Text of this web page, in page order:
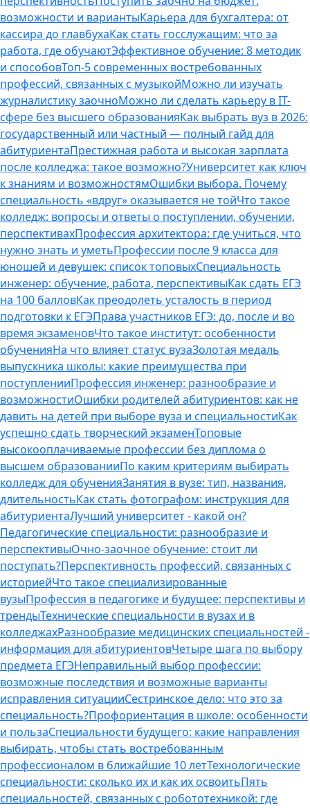
возможности и вариантыКарьера для бухгалтера: от
кассира до главбухаКак стать госслужащим: что за
работа, где обучаютЭффективное обучение: 8 методик
и способовТоп-5 современных востребованных
профессий, связанных с музыкойМожно ли изучать
журналистику заочноМожно ли сделать карьеру в IT-
сфере без высшего образованияКак выбрать вуз в 2026:
государственный или частный — полный гайд для
абитуриентаПрестижная работа и высокая зарплата
после колледжа: такое возможно?Университет как ключ
к знаниям и возможностямОшибки выбора. Почему
специальность «вдруг» оказывается не тойЧто такое
колледж: вопросы и ответы о поступлении, обучении,
перспективахПрофессия архитектора: где учиться, что
нужно знать и уметьПрофессии после 9 класса для
юношей и девушек: список топовыхСпециальность
инженер: обучение, работа, перспективыКак сдать ЕГЭ
на 100 балловКак преодолеть усталость в период
подготовки к ЕГЭПрава участников ЕГЭ: до, после и во
время экзаменовЧто такое институт: особенности
обученияНа что влияет статус вузаЗолотая медаль
выпускника школы: какие преимущества при
поступленииПрофессия инженер: разнообразие и
возможностиОшибки родителей абитуриентов: как не
давить на детей при выборе вуза и специальностиКак
успешно сдать творческий экзаменТоповые
высокооплачиваемые профессии без диплома о
высшем образованииПо каким критериям выбирать
колледж для обученияЗанятия в вузе: тип, названия,
длительностьКак стать фотографом: инструкция для
абитуриентаЛучший университет - какой он?
Педагогические специальности: разнообразие и
перспективыОчно-заочное обучение: стоит ли
поступать?Перспективность профессий, связанных с
историейЧто такое специализированные
вузыПрофессия в педагогике и будущее: перспективы и
трендыТехнические специальности в вузах и в
колледжахРазнообразие медицинских специальностей -
информация для абитуриентовЧетыре шага по выбору
предмета ЕГЭНеправильный выбор профессии:
возможные последствия и возможные варианты
исправления ситуацииСестринское дело: что это за
специальность?Профориентация в школе: особенности
и пользаСпециальности будущего: какие направления
выбирать, чтобы стать востребованным
профессионалом в ближайшие 10 летТехнологические
специальности: сколько их и как их освоитьПять
специальностей, связанных с робототехникой: где